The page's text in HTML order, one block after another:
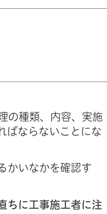
の種類、内容、実施
ばならないことにな
かいなかを確認す
ちに工事施工者に注